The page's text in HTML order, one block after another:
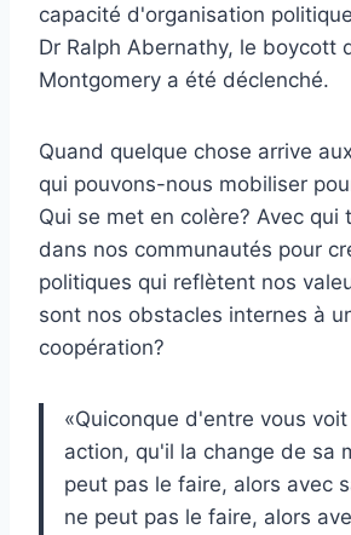
capacité d'organisation
Dr Ralph Abernathy, le boycott
Montgomery a été déclenché.
Quand quelque chose arrive
qui pouvons-nous mobiliser
Qui se met en colère? Avec qui
dans nos communautés pour
politiques qui reflètent nos
sont nos obstacles internes à
coopération?
«Quiconque d'entre vous
action, qu'il la change de sa
peut pas le faire, alors avec
ne peut pas le faire, alors